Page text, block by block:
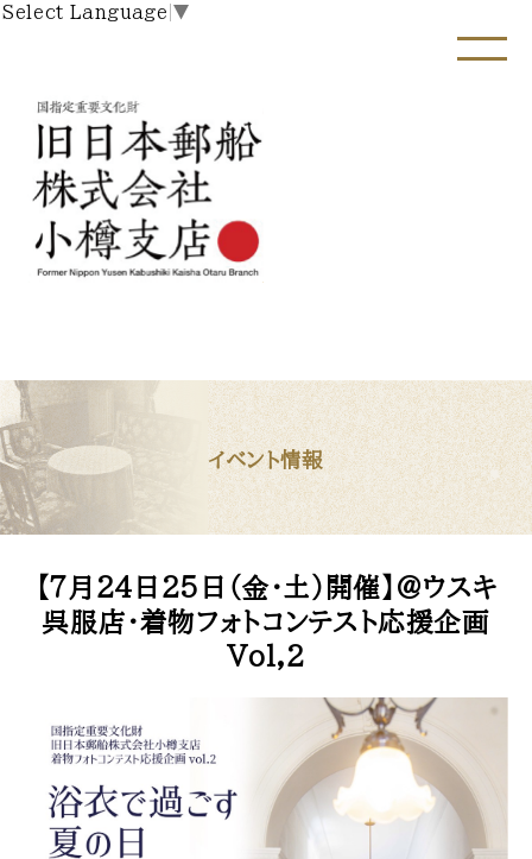
Select Language ▼
イベント情報
【7月24日25日（金・土）開催】＠ウスキ
呉服店・着物フォトコンテスト応援企画
Vol,2